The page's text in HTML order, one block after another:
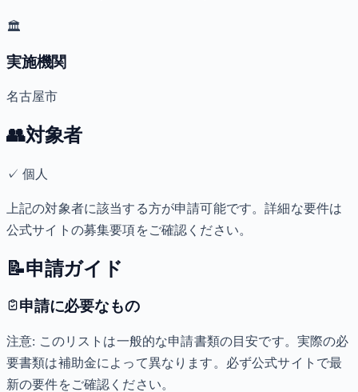
🏛️
実施機関
名古屋市
👥対象者
✓個人
上記の対象者に該当する方が申請可能です。詳細な要件は
公式サイトの募集要項をご確認ください。
📝申請ガイド
申請に必要なもの
注意: このリストは一般的な申請書類の目安です。実際の必
要書類は補助金によって異なります。必ず公式サイトで最
新の要件をご確認ください。